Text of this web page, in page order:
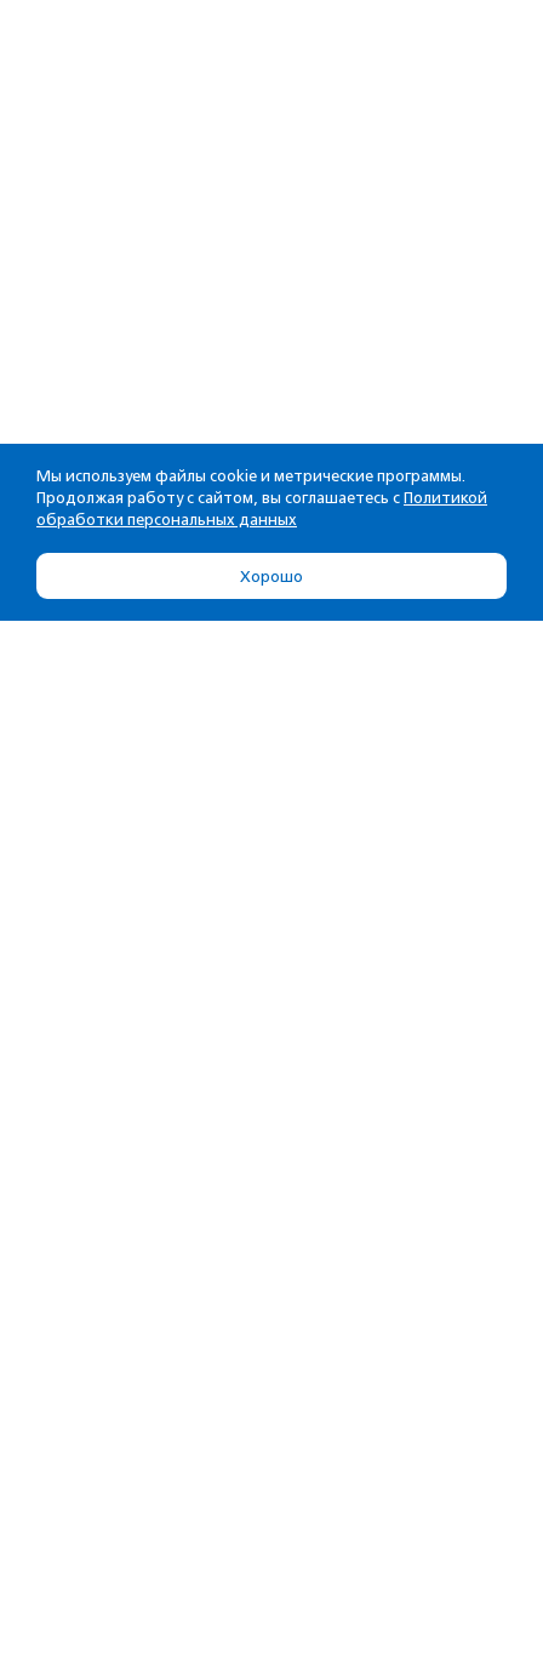
Мы используем файлы cookie и метрические программы.
Продолжая работу с сайтом, вы соглашаетесь с Политикой
обработки персональных данных
Хорошо